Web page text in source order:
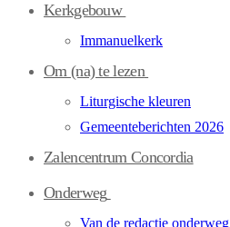
Kerkgebouw
Immanuelkerk
Om (na) te lezen
Liturgische kleuren
Gemeenteberichten 2026
Zalencentrum Concordia
Onderweg
Van de redactie onderweg